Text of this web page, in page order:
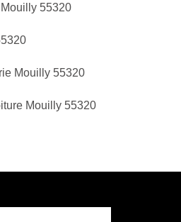
55320
Mouilly 55320
Mouilly 55320